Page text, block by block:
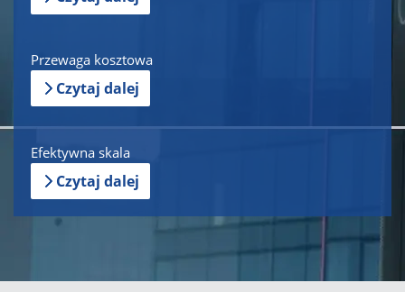
Przewaga kosztowa
Czytaj dalej
Efektywna skala
Czytaj dalej